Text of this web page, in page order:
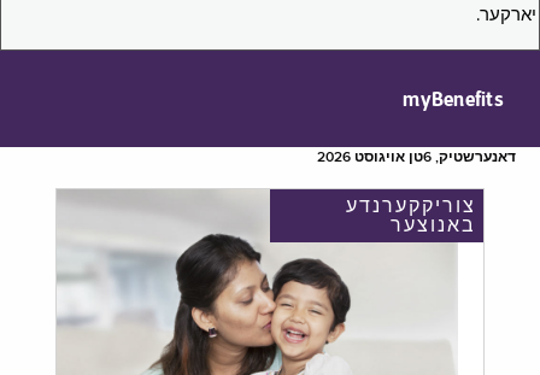
יארקער.
myBenefits
דאנערשטיק, 6טן אויגוסט 2026
צוריקקערנדע
באנוצער